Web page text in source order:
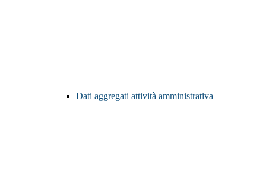
Dati aggregati attività amministrativa